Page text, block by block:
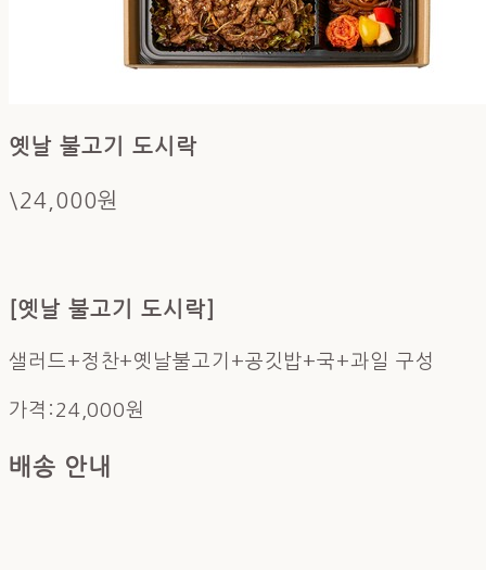
옛날 불고기 도시락
\24,000원
[옛날 불고기 도시락]
샐러드+정찬+옛날불고기+공깃밥+국+과일 구성
가격:24,000원
배송 안내